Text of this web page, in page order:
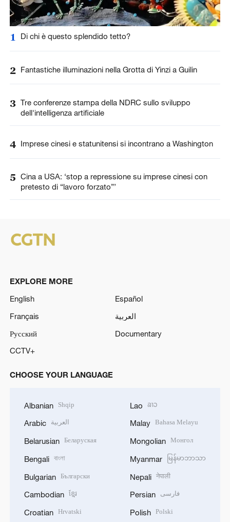
1 Di chi è questo splendido tetto?
2 Fantastiche illuminazioni nella Grotta di Yinzi a Guilin
3 Tre conferenze stampa della NDRC sullo sviluppo
dell'intelligenza artificiale
4 Imprese cinesi e statunitensi si incontrano a Washington
5 Cina a USA: ‘stop a repressione su imprese cinesi con
pretesto di “lavoro forzato”’
EXPLORE MORE
English
Español
Français
العربية
Русский
Documentary
CCTV+
CHOOSE YOUR LANGUAGE
Albanian Shqip
Arabic العربية
Belarusian Беларуская
Bengali বাংলা
Bulgarian Български
Cambodian ខ្មែរ
Croatian Hrvatski
Lao ລາວ
Malay Bahasa Melayu
Mongolian Монгол
Myanmar မြန်မာဘာသာ
Nepali नेपाली
Persian فارسی
Polish Polski